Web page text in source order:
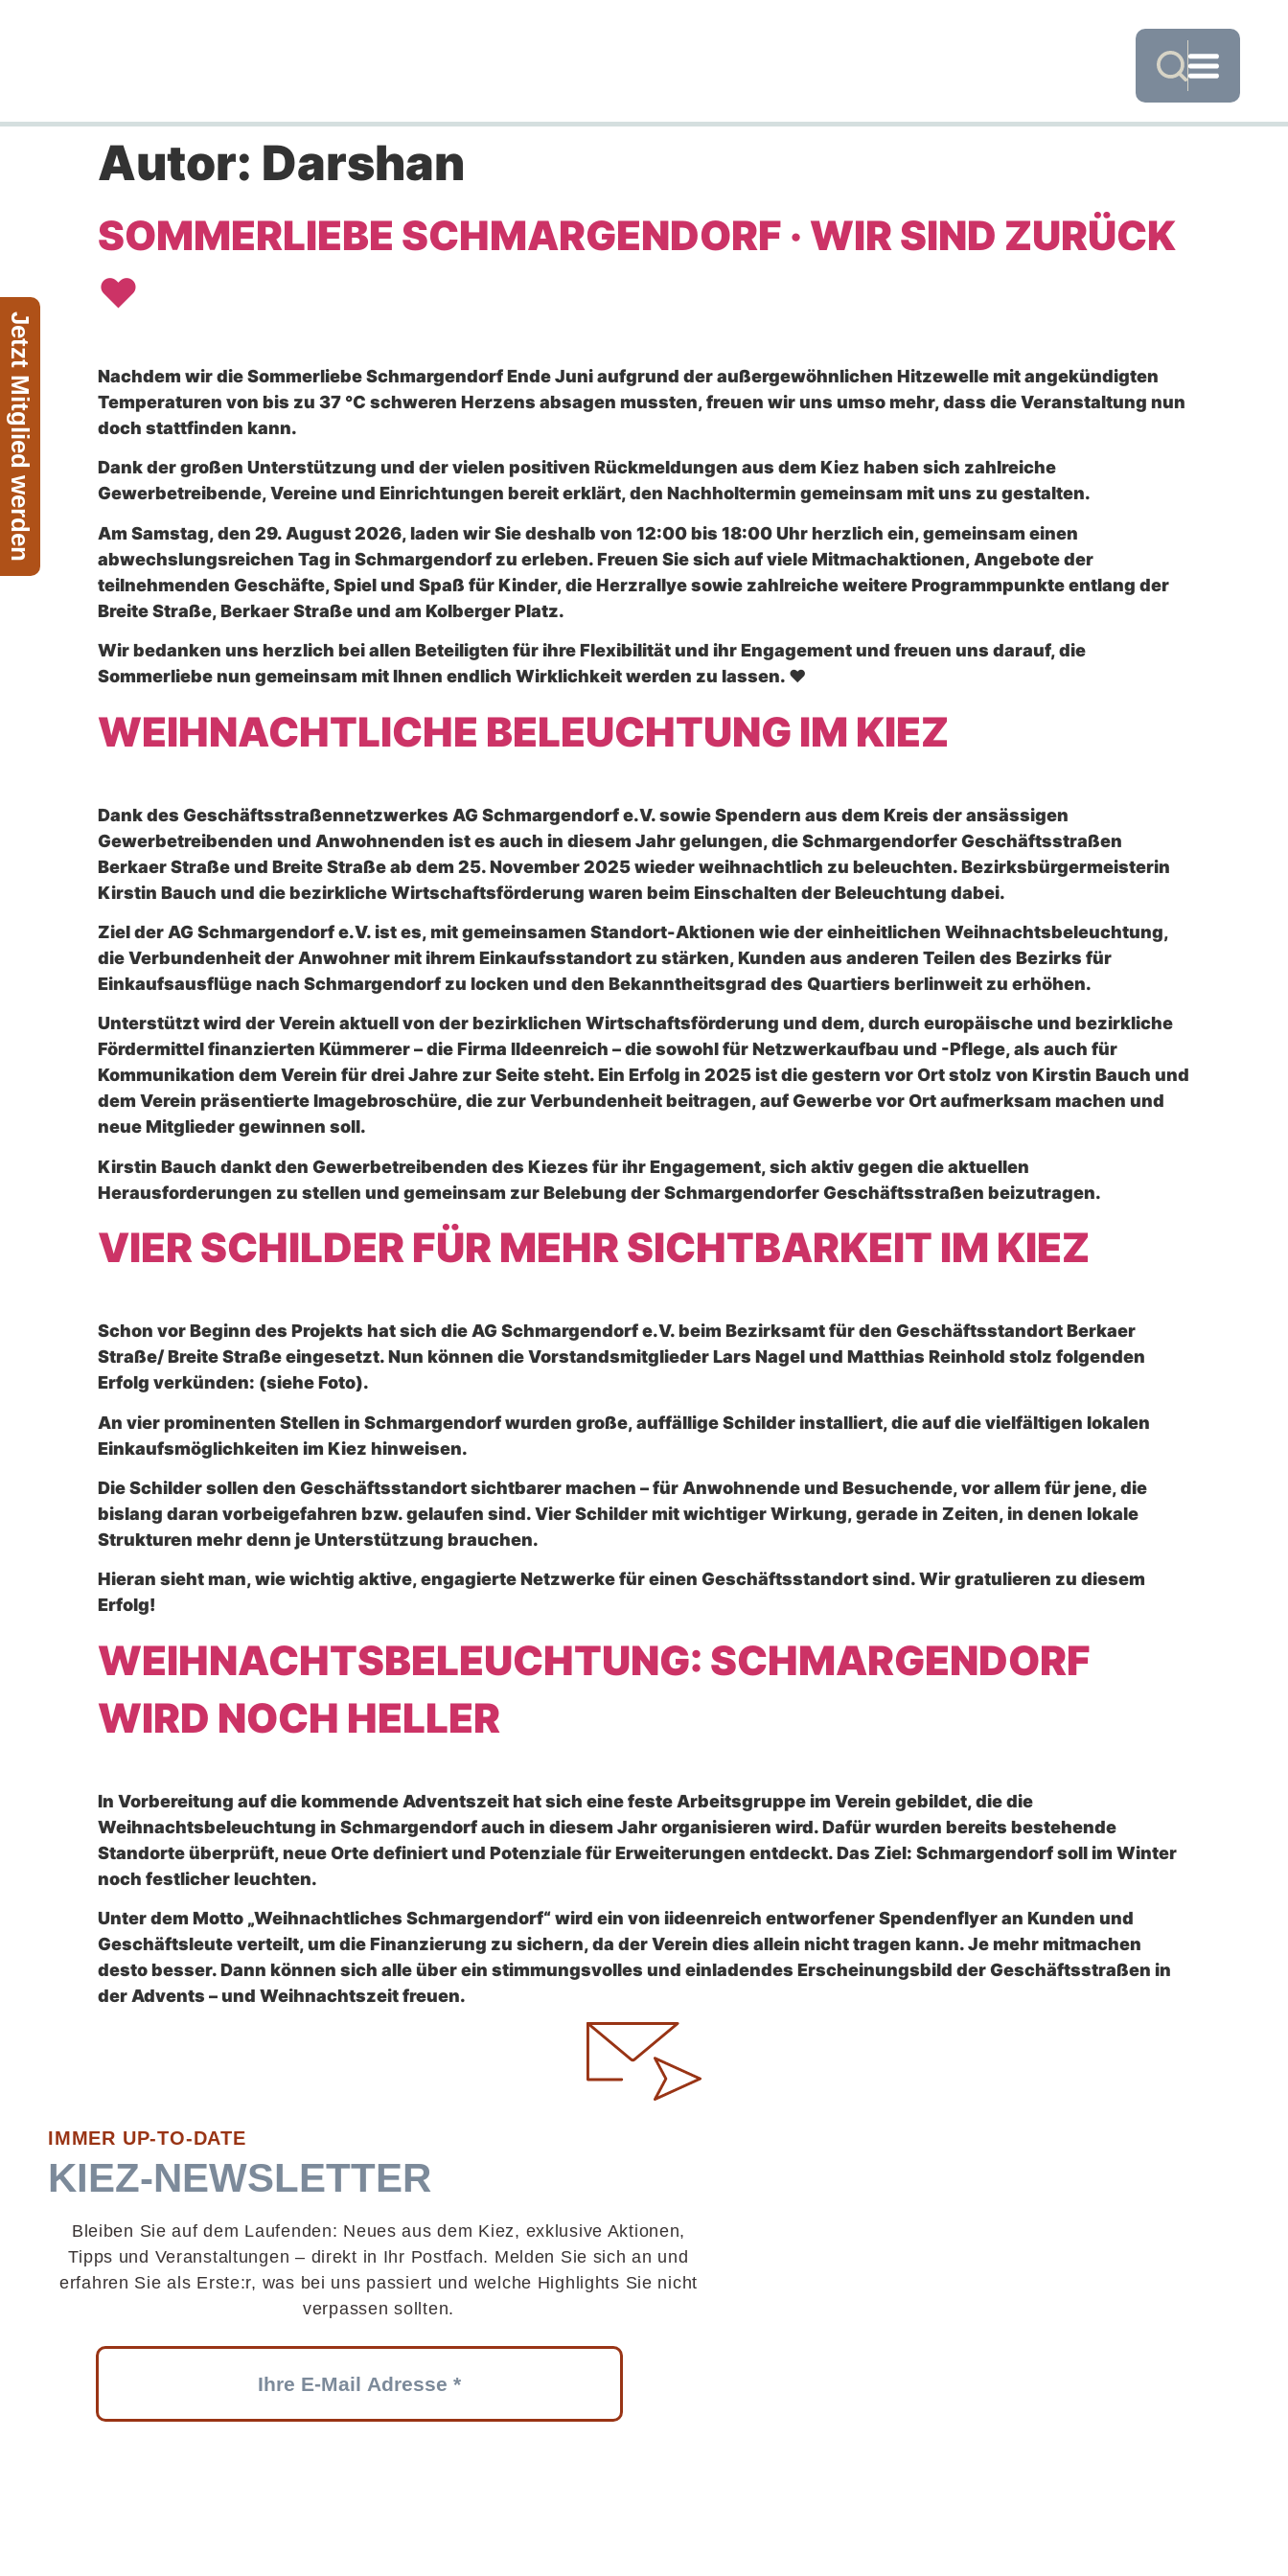
Autor: Darshan
SOMMERLIEBE SCHMARGENDORF · WIR SIND ZURÜCK
❤️
Nachdem wir die Sommerliebe Schmargendorf Ende Juni aufgrund der außergewöhnlichen Hitzewelle mit angekündigten
Temperaturen von bis zu 37 °C schweren Herzens absagen mussten, freuen wir uns umso mehr, dass die Veranstaltung nun
doch stattfinden kann.
Dank der großen Unterstützung und der vielen positiven Rückmeldungen aus dem Kiez haben sich zahlreiche
Gewerbetreibende, Vereine und Einrichtungen bereit erklärt, den Nachholtermin gemeinsam mit uns zu gestalten.
Am Samstag, den 29. August 2026, laden wir Sie deshalb von 12:00 bis 18:00 Uhr herzlich ein, gemeinsam einen
abwechslungsreichen Tag in Schmargendorf zu erleben. Freuen Sie sich auf viele Mitmachaktionen, Angebote der
teilnehmenden Geschäfte, Spiel und Spaß für Kinder, die Herzrallye sowie zahlreiche weitere Programmpunkte entlang der
Breite Straße, Berkaer Straße und am Kolberger Platz.
Wir bedanken uns herzlich bei allen Beteiligten für ihre Flexibilität und ihr Engagement und freuen uns darauf, die
Sommerliebe nun gemeinsam mit Ihnen endlich Wirklichkeit werden zu lassen. ❤️
WEIHNACHTLICHE BELEUCHTUNG IM KIEZ
Dank des Geschäftsstraßennetzwerkes AG Schmargendorf e.V. sowie Spendern aus dem Kreis der ansässigen
Gewerbetreibenden und Anwohnenden ist es auch in diesem Jahr gelungen, die Schmargendorfer Geschäftsstraßen
Berkaer Straße und Breite Straße ab dem 25. November 2025 wieder weihnachtlich zu beleuchten. Bezirksbürgermeisterin
Kirstin Bauch und die bezirkliche Wirtschaftsförderung waren beim Einschalten der Beleuchtung dabei.
Ziel der AG Schmargendorf e.V. ist es, mit gemeinsamen Standort-Aktionen wie der einheitlichen Weihnachtsbeleuchtung,
die Verbundenheit der Anwohner mit ihrem Einkaufsstandort zu stärken, Kunden aus anderen Teilen des Bezirks für
Einkaufsausflüge nach Schmargendorf zu locken und den Bekanntheitsgrad des Quartiers berlinweit zu erhöhen.
Unterstützt wird der Verein aktuell von der bezirklichen Wirtschaftsförderung und dem, durch europäische und bezirkliche
Fördermittel finanzierten Kümmerer – die Firma IIdeenreich – die sowohl für Netzwerkaufbau und -Pflege, als auch für
Kommunikation dem Verein für drei Jahre zur Seite steht. Ein Erfolg in 2025 ist die gestern vor Ort stolz von Kirstin Bauch und
dem Verein präsentierte Imagebroschüre, die zur Verbundenheit beitragen, auf Gewerbe vor Ort aufmerksam machen und
neue Mitglieder gewinnen soll.
Kirstin Bauch dankt den Gewerbetreibenden des Kiezes für ihr Engagement, sich aktiv gegen die aktuellen
Herausforderungen zu stellen und gemeinsam zur Belebung der Schmargendorfer Geschäftsstraßen beizutragen.
VIER SCHILDER FÜR MEHR SICHTBARKEIT IM KIEZ
Schon vor Beginn des Projekts hat sich die AG Schmargendorf e.V. beim Bezirksamt für den Geschäftsstandort Berkaer
Straße/ Breite Straße eingesetzt. Nun können die Vorstandsmitglieder Lars Nagel und Matthias Reinhold stolz folgenden
Erfolg verkünden: (siehe Foto).
An vier prominenten Stellen in Schmargendorf wurden große, auffällige Schilder installiert, die auf die vielfältigen lokalen
Einkaufsmöglichkeiten im Kiez hinweisen.
Die Schilder sollen den Geschäftsstandort sichtbarer machen – für Anwohnende und Besuchende, vor allem für jene, die
bislang daran vorbeigefahren bzw. gelaufen sind. Vier Schilder mit wichtiger Wirkung, gerade in Zeiten, in denen lokale
Strukturen mehr denn je Unterstützung brauchen.
Hieran sieht man, wie wichtig aktive, engagierte Netzwerke für einen Geschäftsstandort sind. Wir gratulieren zu diesem
Erfolg!
WEIHNACHTSBELEUCHTUNG: SCHMARGENDORF
WIRD NOCH HELLER
In Vorbereitung auf die kommende Adventszeit hat sich eine feste Arbeitsgruppe im Verein gebildet, die die
Weihnachtsbeleuchtung in Schmargendorf auch in diesem Jahr organisieren wird. Dafür wurden bereits bestehende
Standorte überprüft, neue Orte definiert und Potenziale für Erweiterungen entdeckt. Das Ziel: Schmargendorf soll im Winter
noch festlicher leuchten.
Unter dem Motto „Weihnachtliches Schmargendorf“ wird ein von iideenreich entworfener Spendenflyer an Kunden und
Geschäftsleute verteilt, um die Finanzierung zu sichern, da der Verein dies allein nicht tragen kann. Je mehr mitmachen
desto besser. Dann können sich alle über ein stimmungsvolles und einladendes Erscheinungsbild der Geschäftsstraßen in
der Advents – und Weihnachtszeit freuen.
IMMER UP-TO-DATE
KIEZ-NEWSLETTER
Bleiben Sie auf dem Laufenden: Neues aus dem Kiez, exklusive Aktionen,
Tipps und Veranstaltungen – direkt in Ihr Postfach. Melden Sie sich an und
erfahren Sie als Erste:r, was bei uns passiert und welche Highlights Sie nicht
verpassen sollten.
Jetzt Mitglied werden